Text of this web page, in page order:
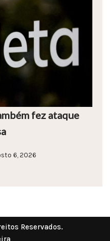
fez ataque
6, 2026
Reservados.